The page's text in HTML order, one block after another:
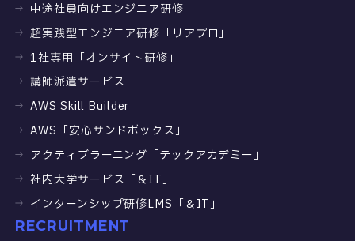
中途社員向けエンジニア研修
超実践型エンジニア研修「リアプロ」
1社専用「オンサイト研修」
講師派遣サービス
AWS Skill Builder
AWS「安心サンドボックス」
アクティブラーニング「テックアカデミー」
社内大学サービス「＆IT」
インターンシップ研修LMS「＆IT」
RECRUITMENT